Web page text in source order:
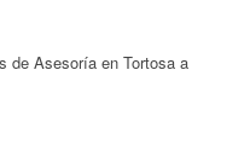
de Asesoría en Tortosa a